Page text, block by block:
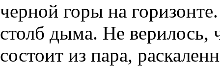
черной горы на
столб дыма. Не верилось,
состоит из пара,